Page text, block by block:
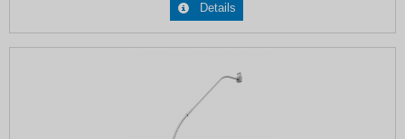
Details